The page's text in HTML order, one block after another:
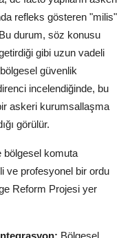
refleks gösteren "milis"
durum, söz konusu
gibi uzun vadeli
bölgesel güvenlik
incelendiğinde, bu
askeri kurumsallaşma
görülür.
bölgesel komuta
ve profesyonel bir ordu
Reform Projesi yer